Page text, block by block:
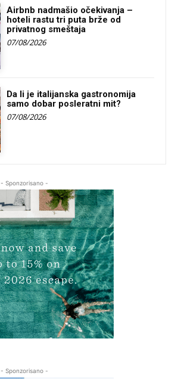
Airbnb nadmašio očekivanja –
hoteli rastu tri puta brže od
privatnog smeštaja
07/08/2026
Da li je italijanska gastronomija
samo dobar posleratni mit?
07/08/2026
- Sponzorisano -
- Sponzorisano -